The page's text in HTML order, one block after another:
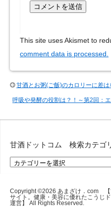
This site uses Akismet to
comment data is processed.
甘酒とお粥(ご飯)のカロリーに差
呼吸や発酵の役割は？！～第2回：
甘酒ドットコム 検索カテゴ
甘
ッ
ト
Copyright ©2026 あまざけ．com 【
サイト。健康・美容に優れたこうじ
運営】
All Rights Reserved.